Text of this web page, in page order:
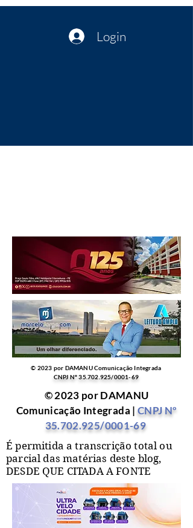
Login
© 2023 por DAMANU Comunicação Integrada
CNPJ Nº35.702.925/0001-69
© 2023 por DAMANU
Comunicação Integrada | CNPJ Nº
35.702.925/0001-69
É permitida a transcrição total ou
parcial das matérias deste blog,
DESDE QUE CITADA A FONTE